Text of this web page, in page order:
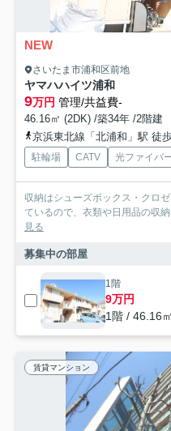
NEW
さいたま市浦和区前地
ヤマハハイツ浦和
9万円 管理/共益費-
46.16㎡ (2DK) /築34年 /2階建
京浜東北線「北浦和」駅 徒
駐輪場 CATV 光ファイバ
収納はシューズボックス・クロ
ているので、衣類や日用品の収
見る
募集中の部屋
1階
9万円
1階 / 46.16
賃貸マンション